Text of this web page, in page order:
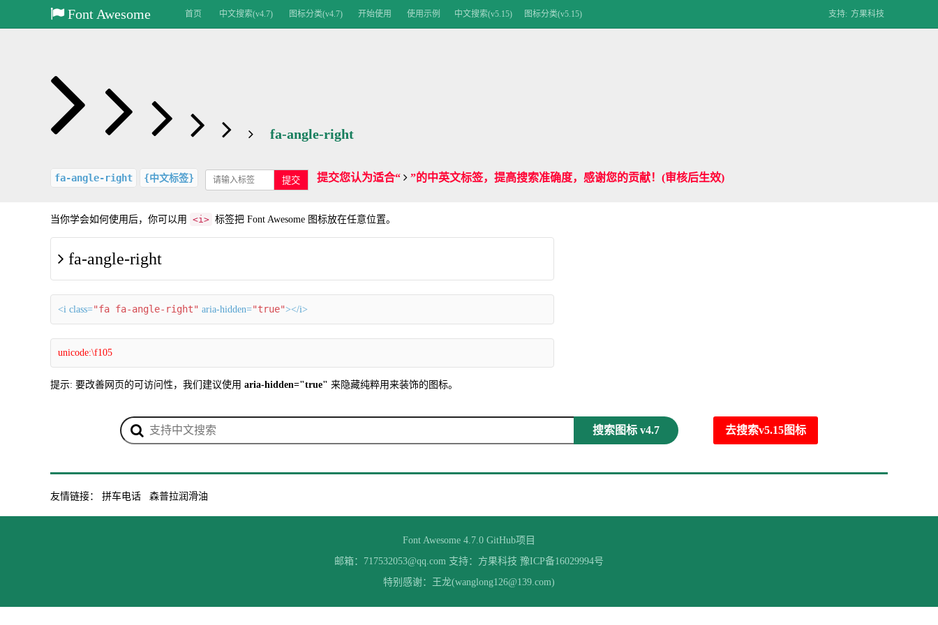
Font Awesome 首页 中文搜索(v4.7) 图标分类(v4.7) 开始使用 使用示例 中文搜索(v5.15) 图标分类(v5.15) 支持: 方果科技
fa-angle-right
fa-angle-right {中文标签} 提交 提交您认为适合“ ”的中英文标签，提高搜索准确度，感谢您的贡献！(审核后生效)
当你学会如何使用后，你可以用 <i> 标签把 Font Awesome 图标放在任意位置。
fa-angle-right
<i class="fa fa-angle-right" aria-hidden="true"></i>
unicode:\f105
提示: 要改善网页的可访问性，我们建议使用 aria-hidden="true" 来隐藏纯粹用来装饰的图标。
搜索图标 v4.7 去搜索v5.15图标
友情链接： 拼车电话 森普拉润滑油
Font Awesome 4.7.0 GitHub项目
邮箱：717532053@qq.com 支持： 方果科技 豫ICP备16029994号
特别感谢：王龙(wanglong126@139.com)